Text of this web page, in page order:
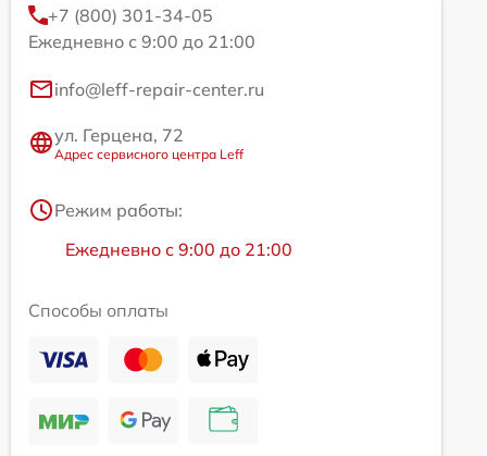
+7 (800) 301-34-05
Ежедневно с 9:00 до 21:00
info@leff-repair-center.ru
ул. Герцена, 72
Адрес сервисного центра Leff
Режим работы:
Ежедневно с 9:00 до 21:00
Способы оплаты